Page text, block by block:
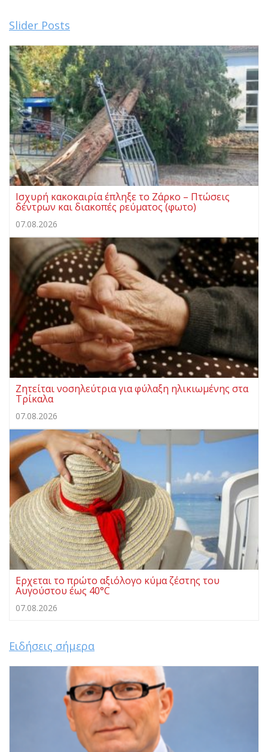
Slider Posts
Ισχυρή κακοκαιρία έπληξε το Ζάρκο – Πτώσεις
δέντρων και διακοπές ρεύματος (φωτο)
07.08.2026
Ζητείται νοσηλεύτρια για φύλαξη ηλικιωμένης στα
Τρίκαλα
07.08.2026
Ερχεται το πρώτο αξιόλογο κύμα ζέστης του
Αυγούστου έως 40°C
07.08.2026
Ειδήσεις σήμερα